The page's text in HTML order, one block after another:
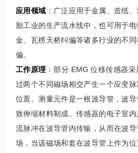
应用领域 ：广泛应用于金属、造纸
胎工业的生产流水线中，也可用于
金、瓦楞天桥纠偏等诸多行业的不
偏。
工作原理 ：部分 EMG 位移传感器
过两个不同磁场相交产生一个应变
位置。测量元件是一根波导管，波
致伸缩材料制成。传感器的电子室
流脉冲在波导管内传输，从而在波
场，当该磁场和套在波导管上作为